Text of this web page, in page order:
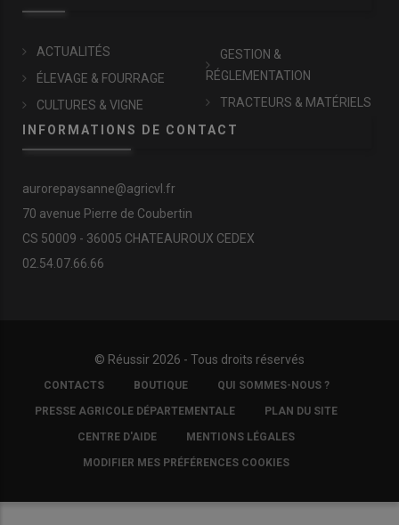
ACTUALITÉS
ÉLEVAGE & FOURRAGE
CULTURES & VIGNE
GESTION &
RÉGLEMENTATION
TRACTEURS & MATÉRIELS
INFORMATIONS DE CONTACT
aurorepaysanne@agricvl.fr
70 avenue Pierre de Coubertin
CS 50009 - 36005 CHATEAUROUX CEDEX
02.54.07.66.66
© Réussir 2026 - Tous droits réservés
FOOTER
COPYRIGHT
CONTACTS BOUTIQUE QUI SOMMES-NOUS ?
PRESSE AGRICOLE DÉPARTEMENTALE PLAN DU SITE
CENTRE D'AIDE MENTIONS LÉGALES
MODIFIER MES PRÉFÉRENCES COOKIES